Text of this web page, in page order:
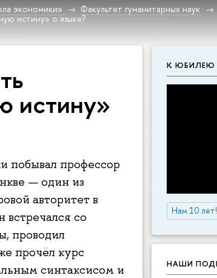
экономики» Факультет гуманитарных наук
истину» о языке?
К ЮБИЛЕЮ
Нам 10 лет!
НАШИ
истину»
побывал профессор
— один из
авторитет в
встречался со
проводил
прочёл курс
синтаксисом и